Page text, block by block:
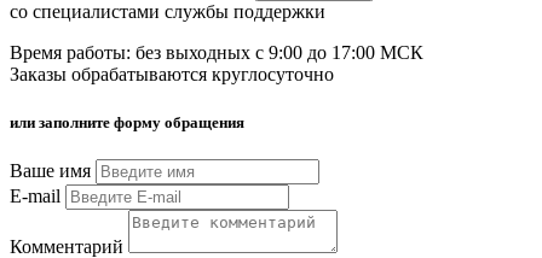
со специалистами службы поддержки
Время работы: без выходных с 9:00 до 17:00 МСК
Заказы обрабатываются круглосуточно
или заполните форму обращения
Ваше имя
E-mail
Комментарий